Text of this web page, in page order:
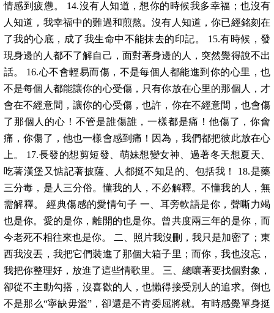
情感到疲憊。 14.沒有人知道，想你的時候我多幸福；也沒有
人知道，我幸福中的難過和煎熬。沒有人知道，你已經銘刻在
了我的心底，成了我生命中不能抹去的印記。 15.有時候，發
現身邊的人都不了解自己，面對著身邊的人，突然覺得說不出
話。 16.心不會輕易而傷，不是每個人都能進到你的心里，也
不是每個人都能讓你的心受傷，只有你放在心里的那個人，才
會在不經意間，讓你的心受傷，也許，你在不經意間，也會傷
了那個人的心！不管是誰傷誰，一樣都是痛！他傷了，你會
痛，你傷了，他也一樣會感到痛！因為，我們都把彼此放在心
上。 17.長發的想剪短發、萌妹想變女神、過著冬天想夏天、
吃著漢堡又惦記著披薩、人都挺不知足的、包括我！ 18.是藥
三分毒，是人三分俗。懂我的人，不必解釋。不懂我的人，無
需解釋。 經典傷感的愛情句子 一、耳旁軟語是你，聲嘶力竭
也是你。愛的是你，離開的也是你。曾共度兩三年的是你，而
今老死不相往來也是你。 二、照片我沒刪，我只是加密了；東
西我沒丟，我把它們裝進了那個大箱子里；而你，我也沒忘，
我把你整理好，放進了這些情歌里。 三、總嚷著要找個對象，
卻從不主動勾搭，沒喜歡的人，也懶得接受別人的追求。倒也
不是那么“寧缺毋濫”，卻還是不肯委屈將就。有時感覺單身挺